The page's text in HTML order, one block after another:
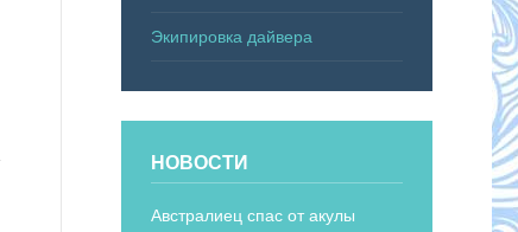
Экипировка дайвера
НОВОСТИ
Австралиец спас от акулы